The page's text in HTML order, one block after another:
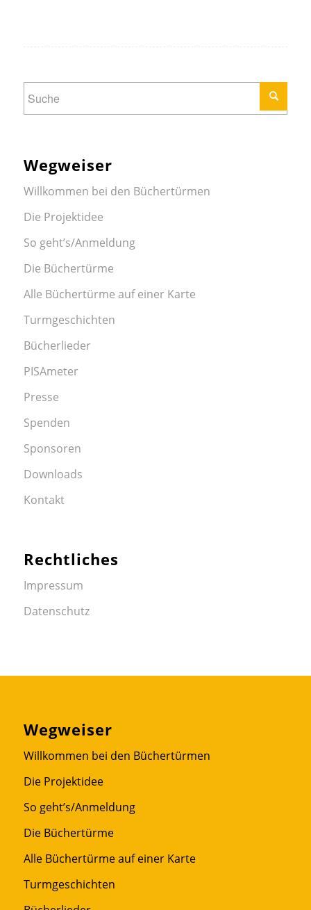
Wegweiser
Willkommen bei den Büchertürmen
Die Projektidee
So geht’s/Anmeldung
Die Büchertürme
Alle Büchertürme auf einer Karte
Turmgeschichten
Bücherlieder
PISAmeter
Presse
Spenden
Sponsoren
Downloads
Kontakt
Rechtliches
Impressum
Datenschutz
Wegweiser
Willkommen bei den Büchertürmen
Die Projektidee
So geht’s/Anmeldung
Die Büchertürme
Alle Büchertürme auf einer Karte
Turmgeschichten